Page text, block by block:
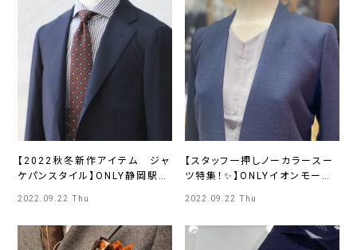
【2022秋冬新作アイテム ジャ
ケパンスタイル】ONLY静岡駅前
2022.09.22 Thu
【スタッフ一押しノーカラースー
ツ特集！✨】ONLYイオンモール
2022.09.22 Thu